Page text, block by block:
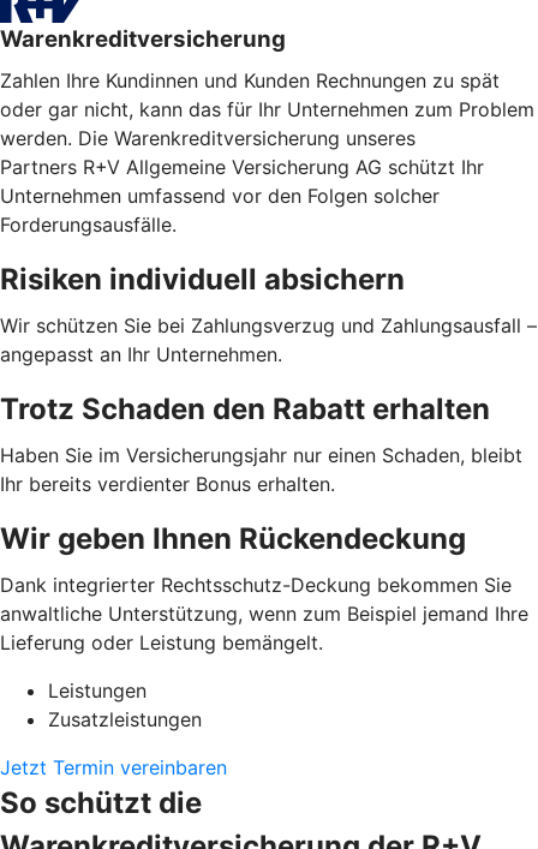
Warenkreditversicherung
Zahlen Ihre Kundinnen und Kunden Rechnungen zu spät
oder gar nicht, kann das für Ihr Unternehmen zum Problem
werden. Die Warenkreditversicherung unseres
Partners R+V Allgemeine Versicherung AG schützt Ihr
Unternehmen umfassend vor den Folgen solcher
Forderungsausfälle.
Risiken individuell absichern
Wir schützen Sie bei Zahlungsverzug und Zahlungsausfall –
angepasst an Ihr Unternehmen.
Trotz Schaden den Rabatt erhalten
Haben Sie im Versicherungsjahr nur einen Schaden, bleibt
Ihr bereits verdienter Bonus erhalten.
Wir geben Ihnen Rückendeckung
Dank integrierter Rechtsschutz-Deckung bekommen Sie
anwaltliche Unterstützung, wenn zum Beispiel jemand Ihre
Lieferung oder Leistung bemängelt.
Leistungen
Zusatzleistungen
Jetzt Termin vereinbaren
So schützt die